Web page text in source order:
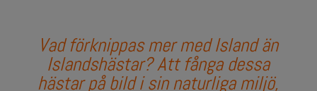
Vad förknippas mer med Island än
Islandshästar?Att fånga dessa
hästar på bild i sin naturliga miljö,